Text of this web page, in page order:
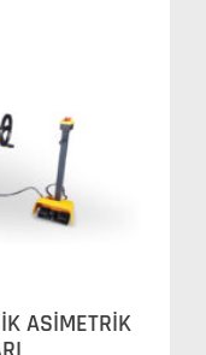
ASİMETRİK